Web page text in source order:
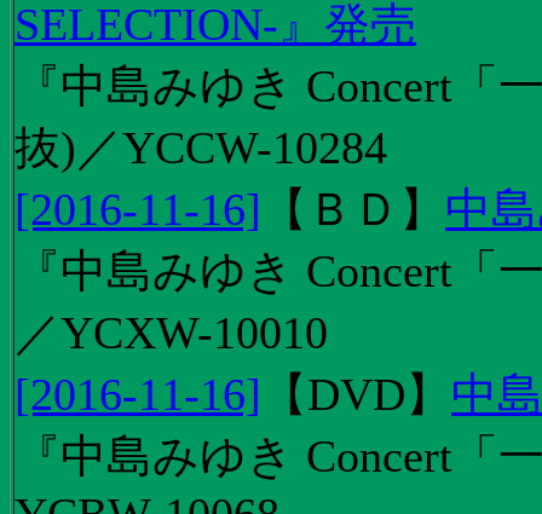
SELECTION-』発売
『中島みゆき Concert
抜)／YCCW-10284
[2016-11-16] 【 ＢＤ 】 中
『中島みゆき Concert
／YCXW-10010
[2016-11-16] 【DVD】 中
『中島みゆき Concert